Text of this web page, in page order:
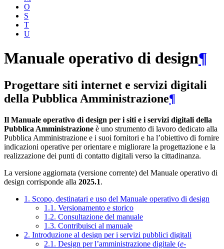
O
S
T
U
Manuale operativo di design¶
Progettare siti internet e servizi digitali
della Pubblica Amministrazione¶
Il Manuale operativo di design per i siti e i servizi digitali della
Pubblica Amministrazione è uno strumento di lavoro dedicato alla
Pubblica Amministrazione e i suoi fornitori e ha l’obiettivo di fornire
indicazioni operative per orientare e migliorare la progettazione e la
realizzazione dei punti di contatto digitali verso la cittadinanza.
La versione aggiornata (versione corrente) del Manuale operativo di
design corrisponde alla 2025.1.
1. Scopo, destinatari e uso del Manuale operativo di design
1.1. Versionamento e storico
1.2. Consultazione del manuale
1.3. Contribuisci al manuale
2. Introduzione al design per i servizi pubblici digitali
2.1. Design per l’amministrazione digitale (e-